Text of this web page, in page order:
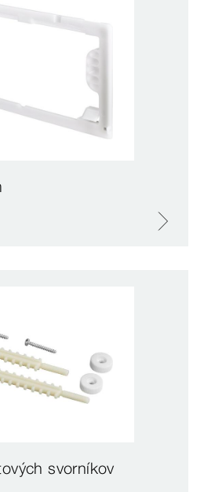
svorníkov